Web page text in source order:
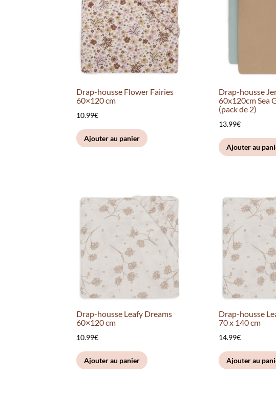
Drap-housse Flower Fairies
60×120 cm
10.99€
Ajouter au panier
Drap-housse
60x120cm Sea
(pack de 2)
13.99€
Ajouter au
Drap-housse Leafy Dreams
60×120 cm
10.99€
Ajouter au panier
Drap-housse
70 x 140 cm
14.99€
Ajouter au